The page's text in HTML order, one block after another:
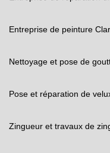
Entreprise de peinture
Nettoyage et pose de
Pose et réparation de
Zingueur et travaux de